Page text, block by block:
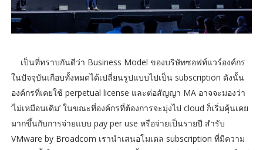
เป็นที่ทราบกันดีว่า Business Model ของบริษัทซอฟท์แวร์องค์กร
ในปัจจุบันเกือบทั้งหมดได้เปลี่ยนรูปแบบไปเป็น subscription ดังนั้น
องค์กรที่เคยใช้ perpetual license และต่อสัญญา MA อาจจะมองว่า
‘ไม่เหมือนเดิม’ ในขณะที่องค์กรที่ต้องการจะมุ่งไป cloud ก็เริ่มคุ้นเคย
มากขึ้นกับการจ่ายแบบ pay per use หรือจ่ายเป็นรายปี สำรับ
VMware by Broadcom เรานำเสนอโมเดล subscription ที่มีความ